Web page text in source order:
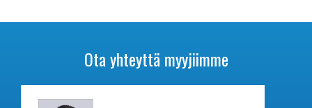
Ota yhteyttä myyjiimme